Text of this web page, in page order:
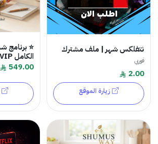
نتفلكس شهر | ملف مشترك
فوريي
2.00
زيارة الموقع
⭐️ برنامج
الكامل VIP لمدة شهر
549.00